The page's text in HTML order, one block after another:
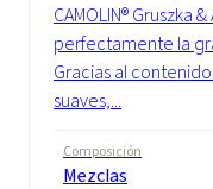
CAMOLIN® Gruszka
perfectamente la
Gracias al
suaves,...
Composición
Mezclas